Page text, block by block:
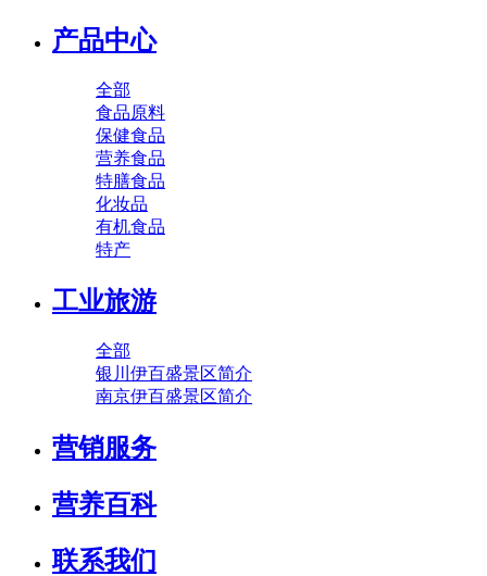
产品中心
全部
食品原料
保健食品
营养食品
特膳食品
化妆品
有机食品
特产
工业旅游
全部
银川伊百盛景区简介
南京伊百盛景区简介
营销服务
营养百科
联系我们